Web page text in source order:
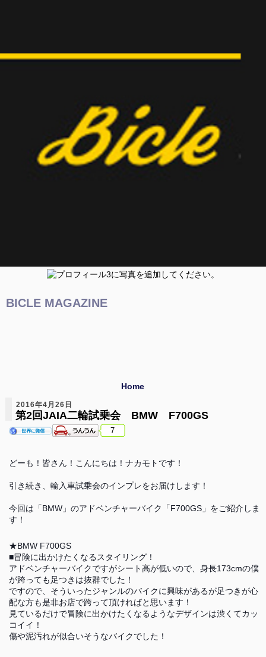
BICLE MAGAZINE
Home
2016年4月26日
第2回JAIA二輪試乗会 BMW F700GS
7
どーも！皆さん！こんにちは！ナカモトです！
引き続き、輸入車試乗会のインプレをお届けします！
今回は「BMW」のアドベンチャーバイク「F700GS」をご紹介しま
す！
★BMW F700GS
■冒険に出かけたくなるスタイリング！
アドベンチャーバイクですがシート高が低いので、身長173cmの僕
が跨っても足つきは抜群でした！
ですので、そういったジャンルのバイクに興味があるが足つきが心
配な方も是非お店で跨って頂ければと思います！
見ているだけで冒険に出かけたくなるようなデザインは渋くてカッ
コイイ！
傷や泥汚れが似合いそうなバイクでした！